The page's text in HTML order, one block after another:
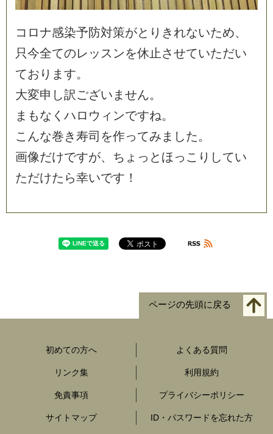
コ ロナ感染予防対策がと り き れないため、
只今全てのレ ッ ス ンを休 止させていただい
てお り ま す。
大変申 し訳ござい ま せん。
ま もな く ハロ ウ ィ ンですね。
こ んな巻き 寿司 を作ってみ ま した。
画像だけですが、 ち ょ っ と ほ っ こ り してい
ただけた ら幸いです ！
ページの先頭に戻る
初めての方へ よくある質問
リンク集 利用規約
免責事項 プライバシーポリシー
サイトマップ ID・パスワードを忘れた方